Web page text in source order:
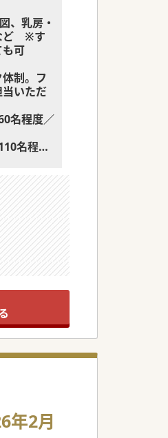
、乳房・
ど ※す
可
制。フ
いただ
名程度／
程度
ンター
コール
法人に
年2月